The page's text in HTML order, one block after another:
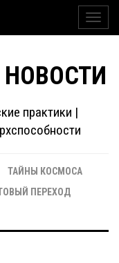
НОВОСТИ
практики |
ТАЙНЫ КОСМОСА
ПЕРЕХОД